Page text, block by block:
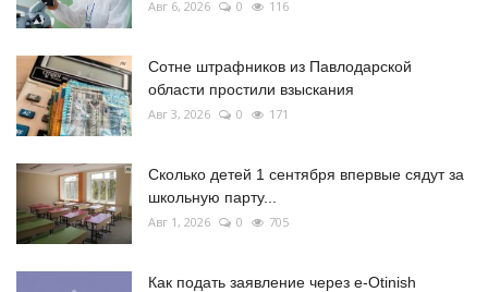
Авг 6, 2026 0 116
Сотне штрафников из Павлодарской
области простили взыскания
Авг 3, 2026 0 171
Сколько детей 1 сентября впервые сядут за
школьную парту...
Авг 1, 2026 0 705
Как подать заявление через e-Otinish